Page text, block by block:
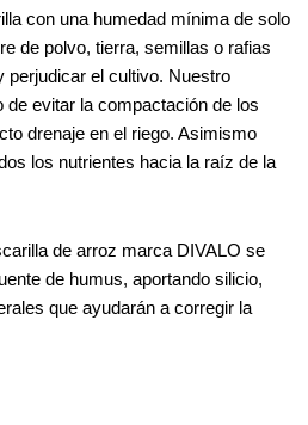
con una humedad mínima de solo
de polvo, tierra, semillas o rafias
perjudicar el cultivo. Nuestro
de evitar la compactación de los
drenaje en el riego. Asimismo
los nutrientes hacia la raíz de la
de arroz marca DIVALO se
de humus, aportando silicio,
que ayudarán a corregir la